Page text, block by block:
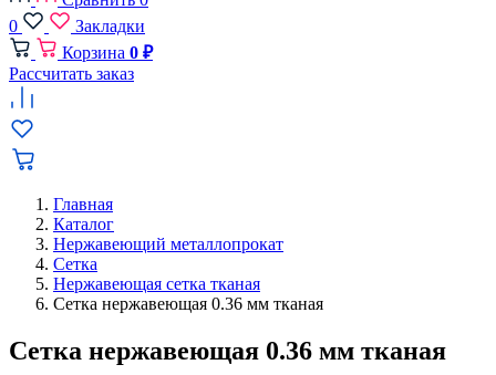
0
Закладки
Корзина 0 ₽
Рассчитать заказ
Главная
Каталог
Нержавеющий металлопрокат
Сетка
Нержавеющая сетка тканая
Сетка нержавеющая 0.36 мм тканая
Сетка нержавеющая 0.36 мм тканая